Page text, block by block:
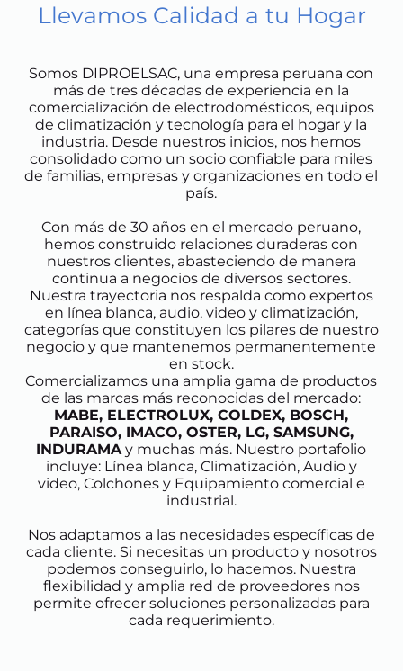
Llevamos Calidad a tu Hogar
Somos DIPROELSAC, una empresa peruana con
más de tres décadas de experiencia en la
comercialización de electrodomésticos, equipos
de climatización y tecnología para el hogar y la
industria. Desde nuestros inicios, nos hemos
consolidado como un socio confiable para miles
de familias, empresas y organizaciones en todo el
país.
Con más de 30 años en el mercado peruano,
hemos construido relaciones duraderas con
nuestros clientes, abasteciendo de manera
continua a negocios de diversos sectores.
Nuestra trayectoria nos respalda como expertos
en línea blanca, audio, video y climatización,
categorías que constituyen los pilares de nuestro
negocio y que mantenemos permanentemente
en stock.
Comercializamos una amplia gama de productos
de las marcas más reconocidas del mercado:
MABE, ELECTROLUX, COLDEX, BOSCH,
PARAISO, IMACO, OSTER, LG, SAMSUNG,
INDURAMAy muchas más. Nuestro portafolio
incluye: Línea blanca, Climatización, Audio y
video, Colchones y Equipamiento comercial e
industrial.
Nos adaptamos a las necesidades específicas de
cada cliente. Si necesitas un producto y nosotros
podemos conseguirlo, lo hacemos. Nuestra
flexibilidad y amplia red de proveedores nos
permite ofrecer soluciones personalizadas para
cada requerimiento.